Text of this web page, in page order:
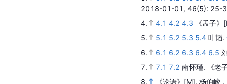
2018-01-01, 46(5): 25-
4.
4.1 4.2 4.3 《孟子》
5.
5.1 5.2 5.3 5.4 叶韬.
6.
6.1 6.2 6.3 6.4 6.5
7.
7.1 7.2 南怀瑾.
《老
8.
《论语》 [M]. 杨伯峻